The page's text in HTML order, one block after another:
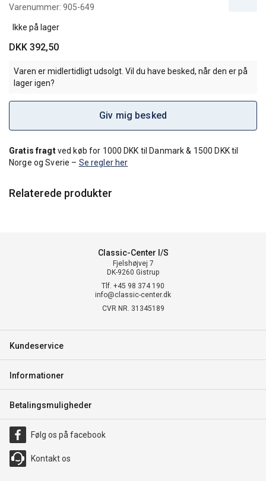
Varenummer: 905-649
Ikke på lager
DKK 392,50
Varen er midlertidligt udsolgt. Vil du have besked, når den er på
lager igen?
Giv mig besked
Gratis fragtved køb for 1000 DKK til Danmark & 1500 DKK til
Norge og Sverie – Se regler her
Relaterede produkter
Classic-Center I/S
Fjelshøjvej 7
DK-9260 Gistrup
Tlf. +45 98 374 190
info@classic-center.dk
CVR NR. 31345189
Kundeservice
Informationer
Betalingsmuligheder
Følg os på facebook
Kontakt os